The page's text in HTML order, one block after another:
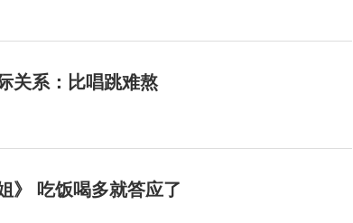
关系：比唱跳难熬
》 吃饭喝多就答应了